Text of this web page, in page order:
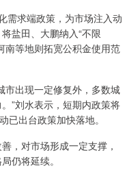
求端政策，为市场注入动
盐田、大鹏纳入“不限
南等地则拓宽公积金使用范
出现一定修复外，多数城
”刘水表示，短期内政策将
已出台政策加快落地。
对市场形成一定支撑，
仍将延续。